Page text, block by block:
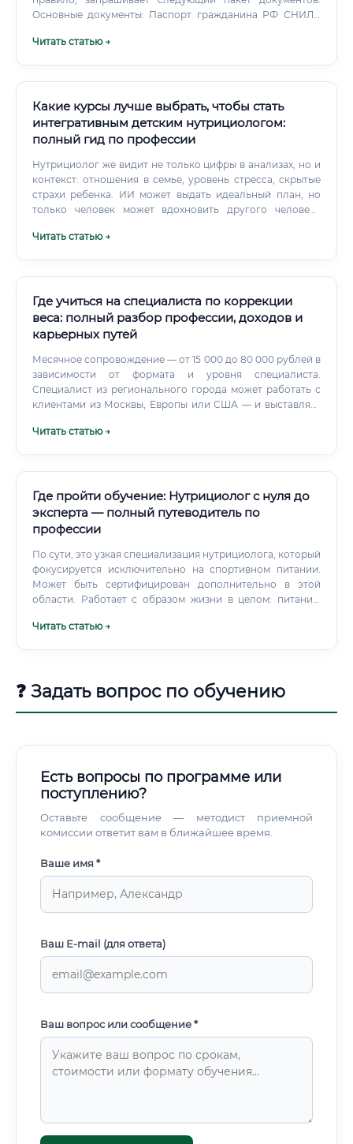
Основные документы: Паспорт гражданина РФ СНИЛС
деятельности по форме СТД-Р) Образовательные
Сертификаты о прохождении курсов повышения
квалификации Сертификат специалиста или
свидетельство об аккредитации (для врачей —
книжка с актуальными отметками о прохождении
медосмотра Справка об отсутствии судимости (для
работы с детьми и в медицинских учреждениях)
Дополнительные документы (в зависимости от места
письма от предыдущих работодателей Документы о
индивидуальный предприниматель, дополнительно
потребуется: Свидетельство о регистрации ИП Лицензия
на медицинскую деятельность (если планируете
проводить медицинские консультации, а не только
нутрициологические) Важный нюанс:
нутрициологическая деятельность в чистом виде не
требует медицинской лицензии, однако если вы
позиционируете себя как врач и проводите медицинские
разграничивайте нутрициологическую консультацию и
Читать статью →
Какие курсы лучше выбрать, чтобы стать
интегративным детским нутрициологом:
полный гид по профессии
Нутрициолог же видит не только цифры в анализах, но и
контекст: отношения в семье, уровень стресса, скрытые
страхи ребенка. ИИ может выдать идеальный план, но
только человек может вдохновить другого человека
жизнь с ее несовершенствами и помочь преодолеть
Читать статью →
Где учиться на специалиста по коррекции
веса: полный разбор профессии, доходов и
карьерных путей
Месячное сопровождение — от 15 000 до 80 000 рублей в
зависимости от формата и уровня специалиста.
Специалист из регионального города может работать с
клиентами из Москвы, Европы или США — и выставлять
Читать статью →
Где пройти обучение: Нутрициолог с нуля до
эксперта — полный путеводитель по
профессии
По сути, это узкая специализация нутрициолога, который
фокусируется исключительно на спортивном питании.
Может быть сертифицирован дополнительно в этой
области. Работает с образом жизни в целом: питание,
Читать статью →
❓ Задать вопрос по обучению
Есть вопросы по программе или
поступлению?
Оставьте сообщение — методист приемной
комиссии ответит вам в ближайшее время.
Ваше имя *
Ваш E-mail (для ответа)
Ваш вопрос или сообщение *